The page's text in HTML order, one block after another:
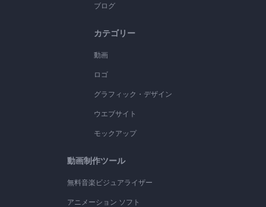
ブログ
カテゴリー
動画
ロゴ
グラフィック・デザイン
ウエブサイト
モックアップ
動画制作ツール
無料音楽ビジュアライザー
アニメーション ソフト